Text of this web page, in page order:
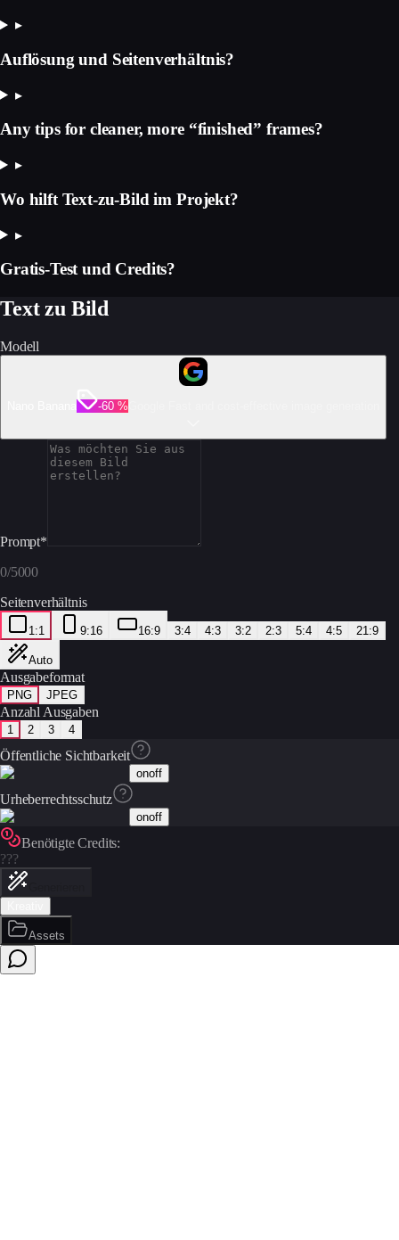
▸
Auflösung und Seitenverhältnis?
▸
Any tips for cleaner, more “finished” frames?
▸
Wo hilft Text-zu-Bild im Projekt?
▸
Gratis-Test und Credits?
Text zu Bild
Modell
-60 %
Prompt*
0/5000
Seitenverhältnis
1:1 9:16 16:9 3:4 4:3 3:2 2:3 5:4 4:5 21:9
Auto
Ausgabeformat
PNG JPEG
Anzahl Ausgaben
1 2 3 4
Öffentliche Sichtbarkeit
onoff
Urheberrechtsschutz
onoff
Benötigte Credits:
???
Assets